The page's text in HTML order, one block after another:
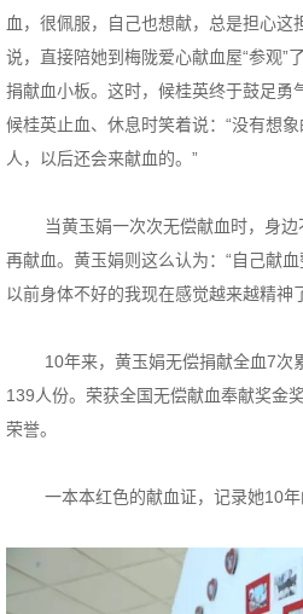
血，很佩服，自己也想献，总是担心这
说，直接陪她到梅陇爱心献血屋“参观”
捐献血小板。这时，候桂英终于鼓足勇
候桂英止血、休息时笑着说：“没有想
人，以后还会来献血的。”
当黄玉娟一次次无偿献血时，身边
再献血。黄玉娟则这么认为：“自己献
以前身体不好的我现在感觉越来越精神
10年来，黄玉娟无偿捐献全血7次
139人份。荣获全国无偿献血奉献奖金
荣誉。
一本本红色的献血证，记录她10年